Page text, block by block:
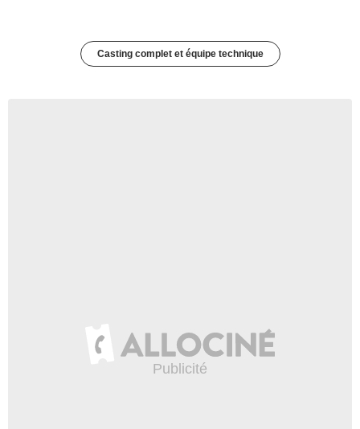
Casting complet et équipe technique